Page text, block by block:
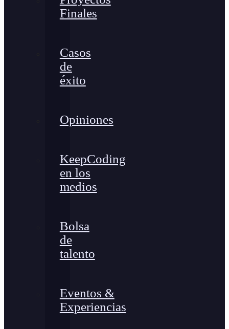
Finales
Casos
de
éxito
Opiniones
KeepCoding
en los
medios
Bolsa
de
talento
Eventos &
Experiencias